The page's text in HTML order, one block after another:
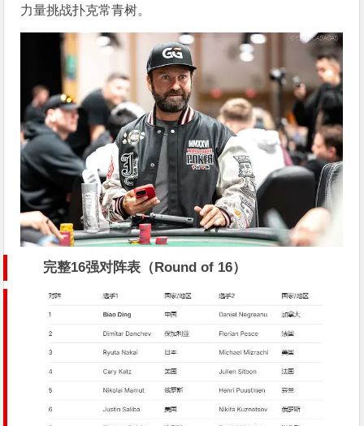
力量挑战扑克常青树。
完整16强对阵表（Round of 16）